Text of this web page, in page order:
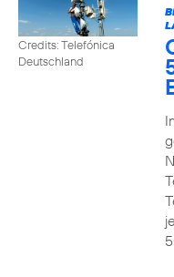
Credits: Telefónica
Deutschland